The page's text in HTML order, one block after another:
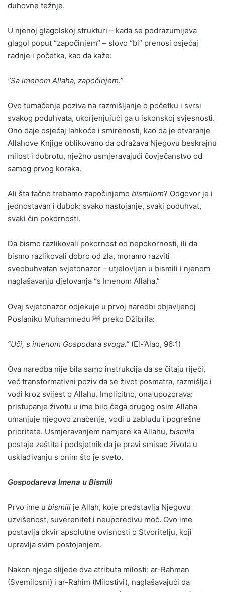
duhovne težnje.
U njenoj glagolskoj strukturi – kada se podrazumijeva
glagol poput “započinjem” – slovo “bi” prenosi osjećaj
radnje i početka, kao da kaže:
“Sa imenom Allaha, započinjem.”
Ovo tumačenje poziva na razmišljanje o početku i svrsi
svakog poduhvata, ukorjenjujući ga u iskonskoj svjesnosti.
Ono daje osjećaj lahkoće i smirenosti, kao da je otvaranje
Allahove Knjige oblikovano da odražava Njegovu beskrajnu
milost i dobrotu, nježno usmjeravajući čovječanstvo od
samog prvog koraka.
Ali šta tačno trebamo započinjemo bismilom? Odgovor je i
jednostavan i dubok: svako nastojanje, svaki poduhvat,
svaki čin pokornosti.
Da bismo razlikovali pokornost od nepokornosti, ili da
bismo razlikovali dobro od zla, moramo razviti
sveobuhvatan svjetonazor – utjelovljen u bismili i njenom
naglašavanju djelovanja “s Imenom Allaha.”
Ovaj svjetonazor odjekuje u prvoj naredbi objavljenoj
Poslaniku Muhammedu ﷺ preko Džibrila:
“Uči, s imenom Gospodara svoga.” (El-‘Alaq, 96:1)
Ova naredba nije bila samo instrukcija da se čitaju riječi,
već transformativni poziv da se život posmatra, razmišlja i
vodi kroz svijest o Allahu. Implicitno, ona upozorava:
pristupanje životu u ime bilo čega drugog osim Allaha
umanjuje njegovo značenje, vodi u zabludu i pogrešne
prioritete. Usmjeravanjem namjere ka Allahu, bismila
postaje zaštita i podsjetnik da je pravi smisao života u
usklađivanju s onim što je sveto.
Gospodareva Imena u Bismili
Prvo ime u bismili je Allah, koje predstavlja Njegovu
uzvišenost, suverenitet i neuporedivu moć. Ovo ime
postavlja okvir apsolutne ovisnosti o Stvoritelju, koji
upravlja svim postojanjem.
Nakon njega slijede dva atributa milosti: ar-Rahman
(Svemilosni) i ar-Rahim (Milostivi), naglašavajući da